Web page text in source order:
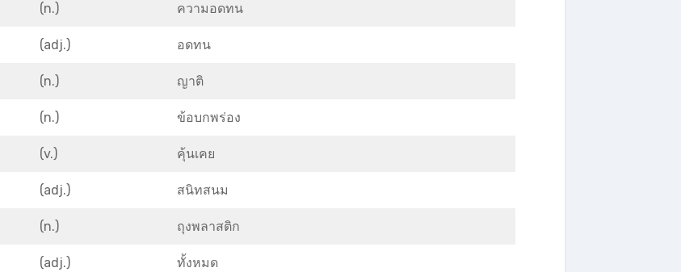
(n.) ความอดทน
(adj.) อดทน
(n.) ญาติ
(n.) ข้อบกพร่อง
(v.) คุ้นเคย
(adj.) สนิทสนม
(n.) ถุงพลาสติก
(adj.) ทั้งหมด